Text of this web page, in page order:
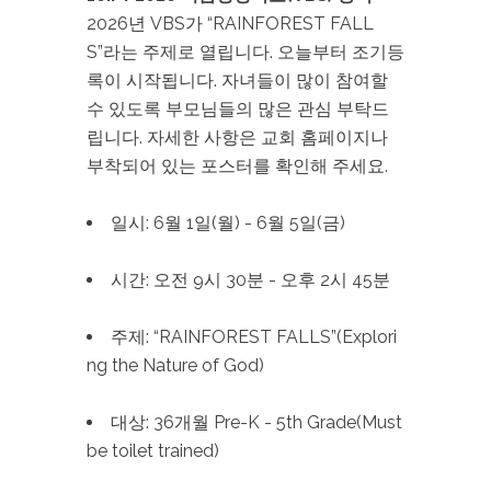
2026년 VBS가 “RAINFOREST FALL
S”라는 주제로 열립니다. 오늘부터 조기등
록이 시작됩니다. 자녀들이 많이 참여할
수 있도록 부모님들의 많은 관심 부탁드
립니다. 자세한 사항은 교회 홈페이지나
부착되어 있는 포스터를 확인해 주세요.
일시: 6월 1일(월) - 6월 5일(금)
시간: 오전 9시 30분 - 오후 2시 45분
주제: “RAINFOREST FALLS”(Explori
ng the Nature of God)
대상: 36개월 Pre-K - 5th Grade(Must
be toilet trained)